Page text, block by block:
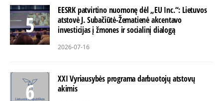
EESRK patvirtino nuomonę dėl „EU Inc.“: Lietuvos
atstovė J. Subačiūtė-Žematienė akcentavo
investicijas į žmones ir socialinį dialogą
2026-07-16
XXI Vyriausybės programa darbuotojų atstovų
akimis